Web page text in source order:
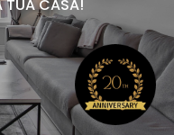
TUA CASA!